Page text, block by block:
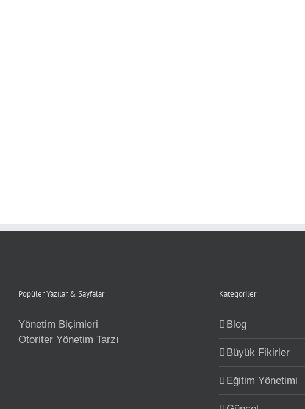
Popüler Yazılar & Sayfalar
Yönetim Biçimleri
Otoriter Yönetim Tarzı
Kategoriler
Blog
Büyük Fikirler
Eğitim Yönetimi